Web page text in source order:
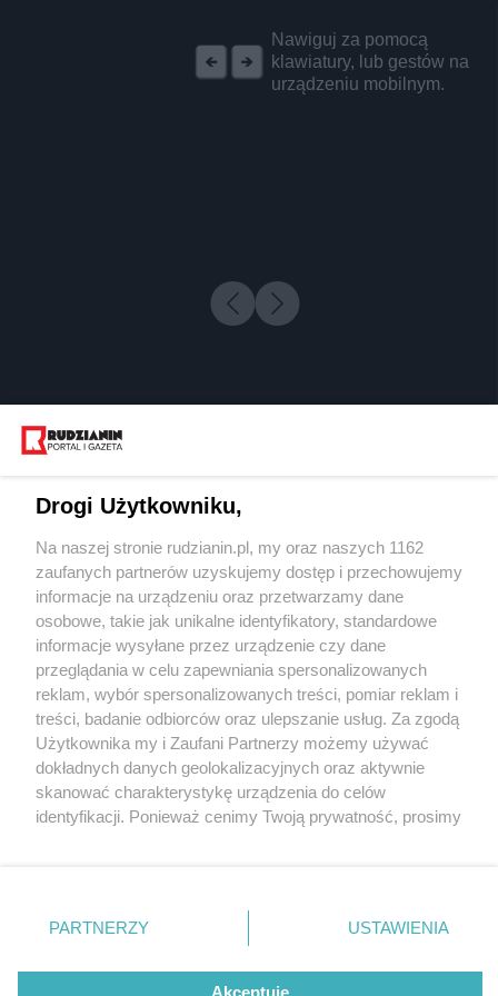
Nawiguj za pomocą
klawiatury, lub gestów na
urządzeniu mobilnym.
5 / 0
Wydawca mediów
Nie zapomnij
zapoznać się z:
polityką prywatności regulamin korzystania z portali
Twojemiasto
Piekary Śląskie
Chorzów
Tarnowskie Góry
Gliwice
Skontakuj sięz nami
Kontakt
Wydawca
Redakcja
Drogi Użytkowniku,
Na naszej stronie rudzianin.pl, my oraz naszych 1162
zaufanych partnerów uzyskujemy dostęp i przechowujemy
informacje na urządzeniu oraz przetwarzamy dane
osobowe, takie jak unikalne identyfikatory, standardowe
informacje wysyłane przez urządzenie czy dane
przeglądania w celu zapewniania spersonalizowanych
reklam, wybór spersonalizowanych treści, pomiar reklam i
treści, badanie odbiorców oraz ulepszanie usług. Za zgodą
Użytkownika my i Zaufani Partnerzy możemy używać
dokładnych danych geolokalizacyjnych oraz aktywnie
skanować charakterystykę urządzenia do celów
identyfikacji. Ponieważ cenimy Twoją prywatność, prosimy
prywatności znajdujący się w lewym dolnym rogu strony
. Niektóre rodzaje przetwarzania danych nie wymagają
zgody użytkownika, ale masz prawo sprzeciwić się
takiemu przetwarzaniu. Preferencje będą miały
PARTNERZY USTAWIENIA
Akceptuję